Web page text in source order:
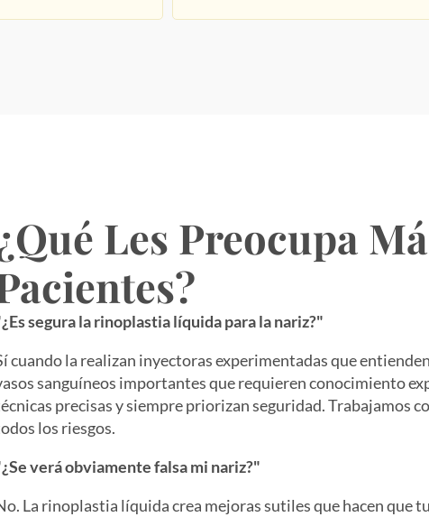
Les Preocupa
segura la rinoplastia líquida para la nariz?"
cuando la realizan inyectoras experimentadas que
sanguíneos importantes que requieren conocimiento
precisas y siempre priorizan seguridad. Trabajamos
los riesgos.
verá obviamente falsa mi nariz?"
La rinoplastia líquida crea mejoras sutiles que hacen que